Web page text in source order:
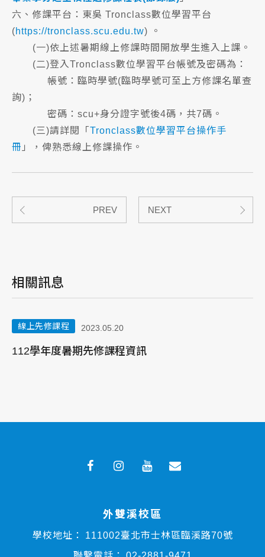
六、修課平台：東吳 Tronclass數位學習平台
(https://tronclass.scu.edu.tw) 。
(一)依上述暑期線上修課時間開放學生進入上課。
(二)登入Tronclass數位學習平台帳號及密碼為：
帳號：臨時學號(臨時學號可至上方修課名單查
詢)；
密碼：scu+身分證字號後4碼，共7碼。
(三)請詳閱「 Tronclass數位學習平台操作手
冊 」，俾熟悉線上修課操作。
PREV NEXT
相關訊息
線上先修課程 2023.05.20
112學年度暑期先修課程資訊
外雙溪校區
學校地址：
111002臺北市士林區臨溪路70號